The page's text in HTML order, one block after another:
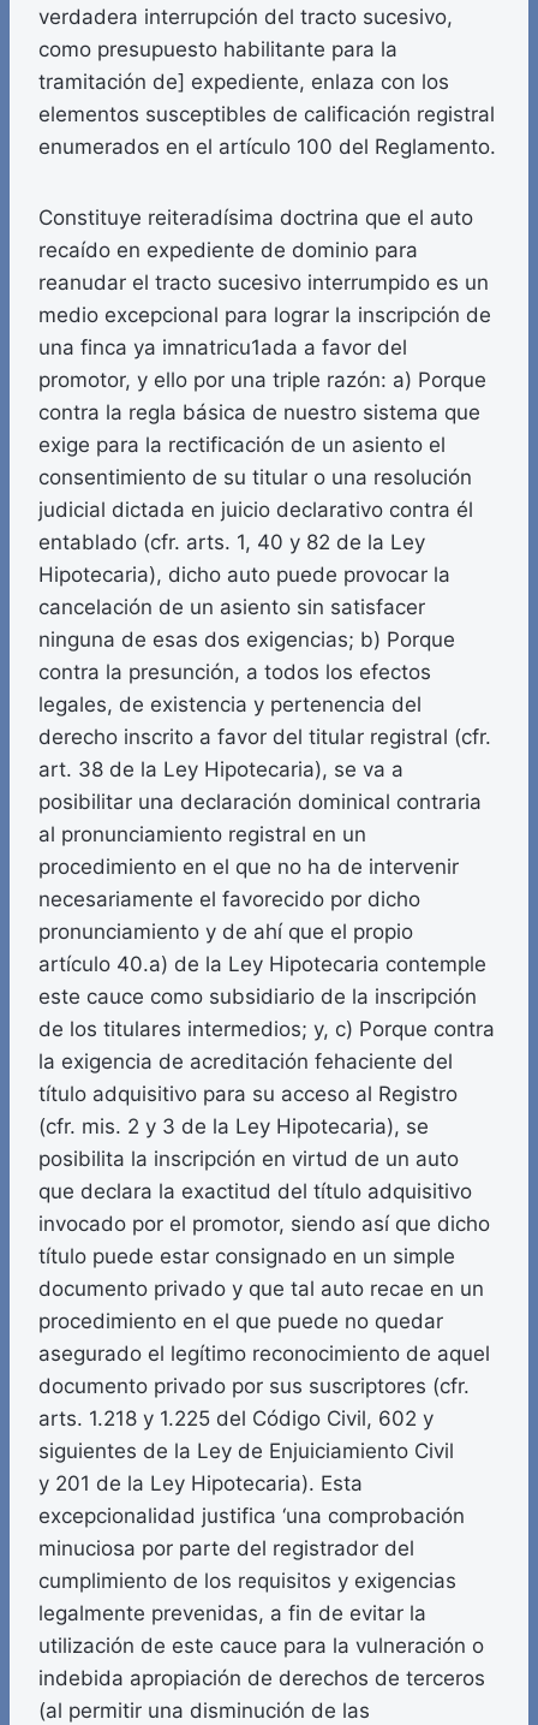
verdadera interrupción del tracto sucesivo,
como presupuesto habilitante para la
tramitación de] expediente, enlaza con los
elementos susceptibles de calificación registral
enumerados en el artículo 100 del Reglamento.
Constituye reiteradísima doctrina que el auto
recaído en expediente de dominio para
reanudar el tracto sucesivo interrumpido es un
medio excepcional para lograr la inscripción de
una finca ya imnatricu1ada a favor del
promotor, y ello por una triple razón: a) Porque
contra la regla básica de nuestro sistema que
exige para la rectificación de un asiento el
consentimiento de su titular o una resolución
judicial dictada en juicio declarativo contra él
entablado (cfr. arts. 1, 40 y 82 de la Ley
Hipotecaria), dicho auto puede provocar la
cancelación de un asiento sin satisfacer
ninguna de esas dos exigencias; b) Porque
contra la presunción, a todos los efectos
legales, de existencia y pertenencia del
derecho inscrito a favor del titular registral (cfr.
art. 38 de la Ley Hipotecaria), se va a
posibilitar una declaración dominical contraria
al pronunciamiento registral en un
procedimiento en el que no ha de intervenir
necesariamente el favorecido por dicho
pronunciamiento y de ahí que el propio
artículo 40.a) de la Ley Hipotecaria contemple
este cauce como subsidiario de la inscripción
de los titulares intermedios; y, c) Porque contra
la exigencia de acreditación fehaciente del
título adquisitivo para su acceso al Registro
(cfr. mis. 2 y 3 de la Ley Hipotecaria), se
posibilita la inscripción en virtud de un auto
que declara la exactitud del título adquisitivo
invocado por el promotor, siendo así que dicho
título puede estar consignado en un simple
documento privado y que tal auto recae en un
procedimiento en el que puede no quedar
asegurado el legítimo reconocimiento de aquel
documento privado por sus suscriptores (cfr.
arts. 1.218 y 1.225 del Código Civil, 602 y
siguientes de la Ley de Enjuiciamiento Civil
y 201 de la Ley Hipotecaria). Esta
excepcionalidad justifica ‘una comprobación
minuciosa por parte del registrador del
cumplimiento de los requisitos y exigencias
legalmente prevenidas, a fin de evitar la
utilización de este cauce para la vulneración o
indebida apropiación de derechos de terceros
(al permitir una disminución de las